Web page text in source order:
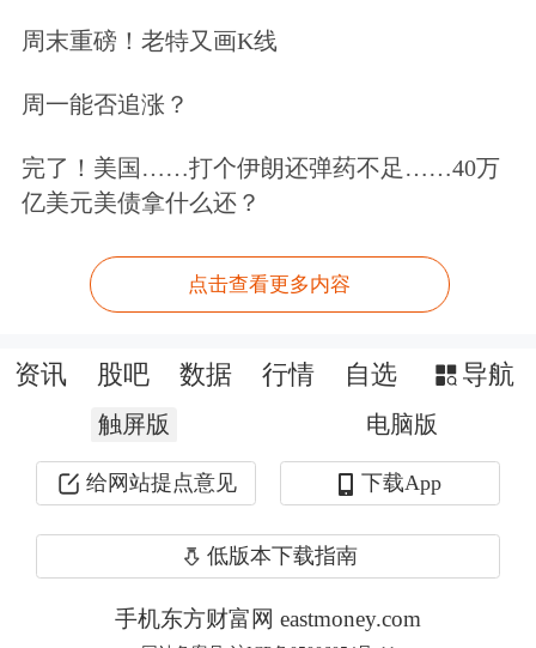
收益，并在年末择机兑现，转化为利
重达到17.6%，较2023年末的6.4%大幅
结构中的重要性持续上升。
不过，随着此前债券收益率下行过快，
投债的市场风险也在今年一季度开始显
厦门银行 、贵阳银行等多家银行在一季
周末重磅！老特又画K线
周一能否追涨？
完了！美国……打个伊朗还弹药不足……40万
亿美元美债拿什么还？
点击查看更多内容
资讯 股吧 数据 行情 自选 导航
触屏版 电脑版
给网站提点意见 下载App
低版本下载指南
手机东方财富网 eastmoney.com